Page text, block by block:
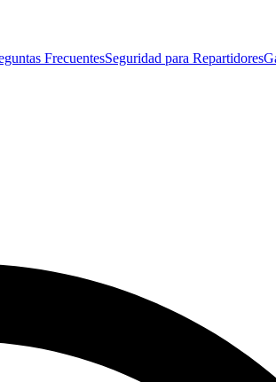
FrecuentesSeguridad para Repartidores